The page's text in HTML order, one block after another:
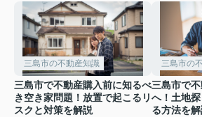
三島市の不動産知識
三島市で不動産購入前に知るべ
き空き家問題！放置で起こるリ
スクと対策を解説
三島市の
三島市で
へ！土地
る方法を